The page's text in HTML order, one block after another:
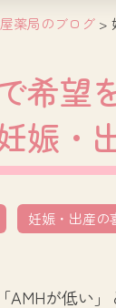
薬局のブログ >
希望
娠・
妊娠・出産の
AMHが低い